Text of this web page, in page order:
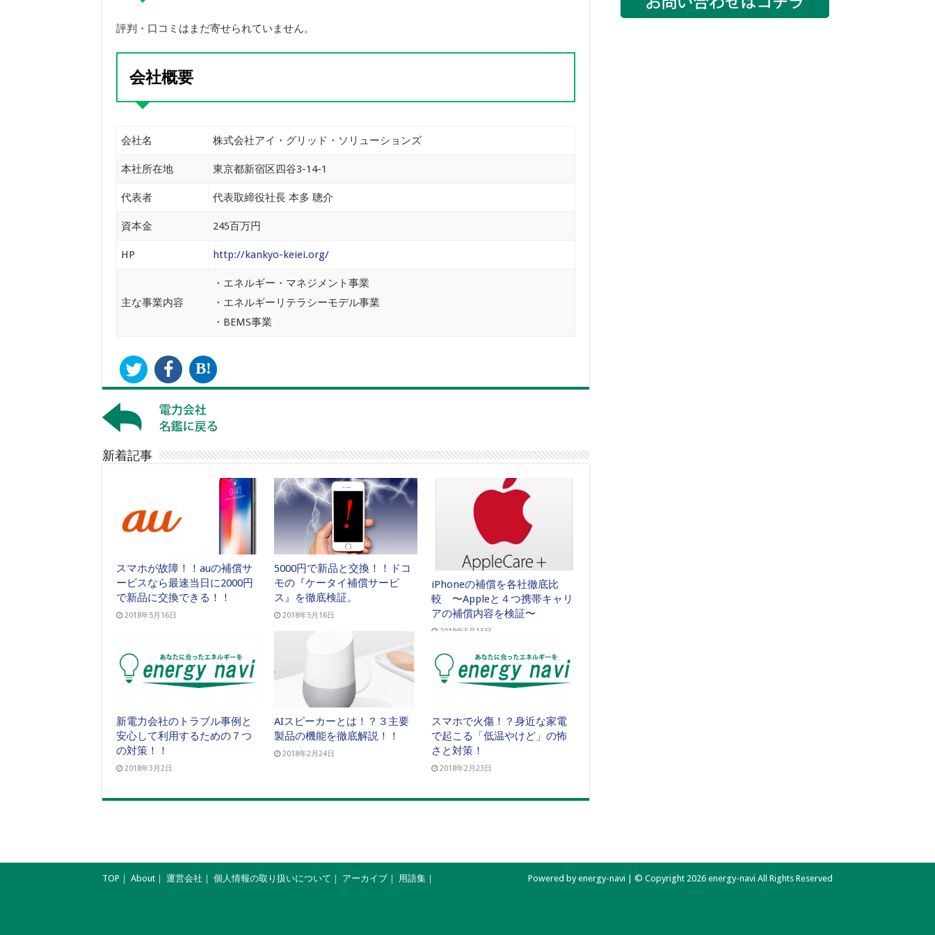
評判・口コミはまだ寄せられていません。
会社概要
会社名 株式会社アイ・グリッド・ソリューションズ
本社所在地 東京都新宿区四谷3-14-1
代表者 代表取締役社長 本多 聰介
資本金 245百万円
HP http://kankyo-keiei.org/
主な事業内容
・エネルギー・マネジメント事業
・エネルギーリテラシーモデル事業
・BEMS事業
B!
新着記事
スマホが故障！！auの補償サ
ービスなら最速当日に2000円
で新品に交換できる！！
2018年5月16日
5000円で新品と交換！！ドコ
モの『ケータイ補償サービ
ス』を徹底検証。
2018年5月16日
iPhoneの補償を各社徹底比
較 〜Appleと４つ携帯キャリ
アの補償内容を検証〜
2018年5月15日
新電力会社のトラブル事例と
安心して利用するための７つ
の対策！！
2018年3月2日
AIスピーカーとは！？３主要
製品の機能を徹底解説！！
2018年2月24日
スマホで火傷！？身近な家電
で起こる「低温やけど」の怖
さと対策！
2018年2月23日
Powered by energy-navi | © Copyright 2026 energy-navi All Rights Reserved
TOP ｜ About ｜ 運営会社 ｜ 個人情報の取り扱いについて ｜ アーカイブ ｜ 用語集 ｜